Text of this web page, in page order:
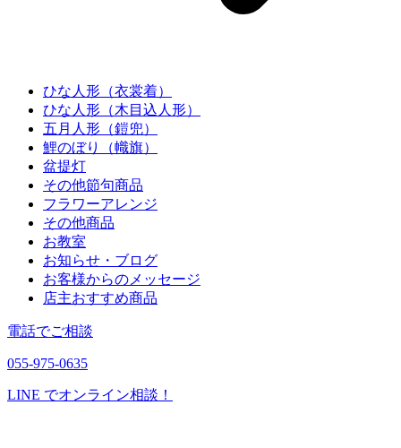
ひな人形（衣裳着）
ひな人形（木目込人形）
五月人形（鎧兜）
鯉のぼり（幟旗）
盆提灯
その他節句商品
フラワーアレンジ
その他商品
お教室
お知らせ・ブログ
お客様からのメッセージ
店主おすすめ商品
電話でご相談
055-975-0635
LINE でオンライン相談！